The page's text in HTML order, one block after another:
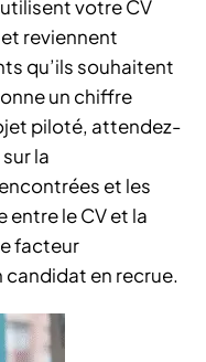
votre CV
reviennent
qu’ils souhaitent
un chiffre
piloté, attendez-
la
et les
le CV et la
facteur
en recrue.